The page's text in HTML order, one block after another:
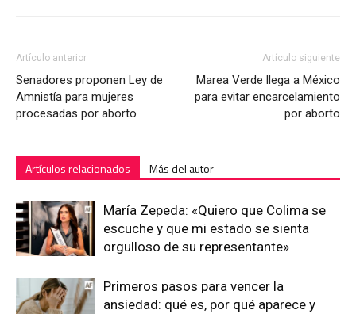
Artículo anterior
Senadores proponen Ley de
Amnistía para mujeres
procesadas por aborto
Artículo siguiente
Marea Verde llega a México
para evitar encarcelamiento
por aborto
Artículos relacionados Más del autor
María Zepeda: «Quiero que Colima se
escuche y que mi estado se sienta
orgulloso de su representante»
Primeros pasos para vencer la
ansiedad: qué es, por qué aparece y